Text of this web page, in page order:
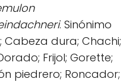
. Sinónimo
Cabeza dura; Chachi;
Frijol; Gorette;
piedrero; Roncador;